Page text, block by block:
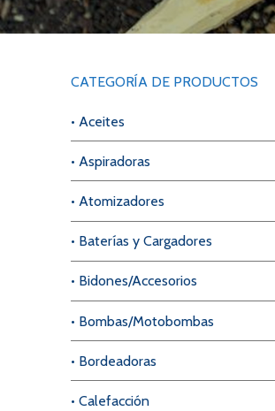
CATEGORÍA DE PRODUCTOS
• Aceites
• Aspiradoras
• Atomizadores
• Baterías y Cargadores
• Bidones/Accesorios
• Bombas/Motobombas
• Bordeadoras
• Calefacción